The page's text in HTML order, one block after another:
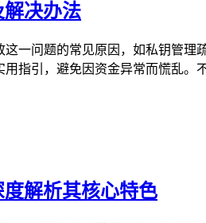
决办法
一问题的常见原因，如私钥管
指引，避免因资金异常而慌乱。
解析其核心特色